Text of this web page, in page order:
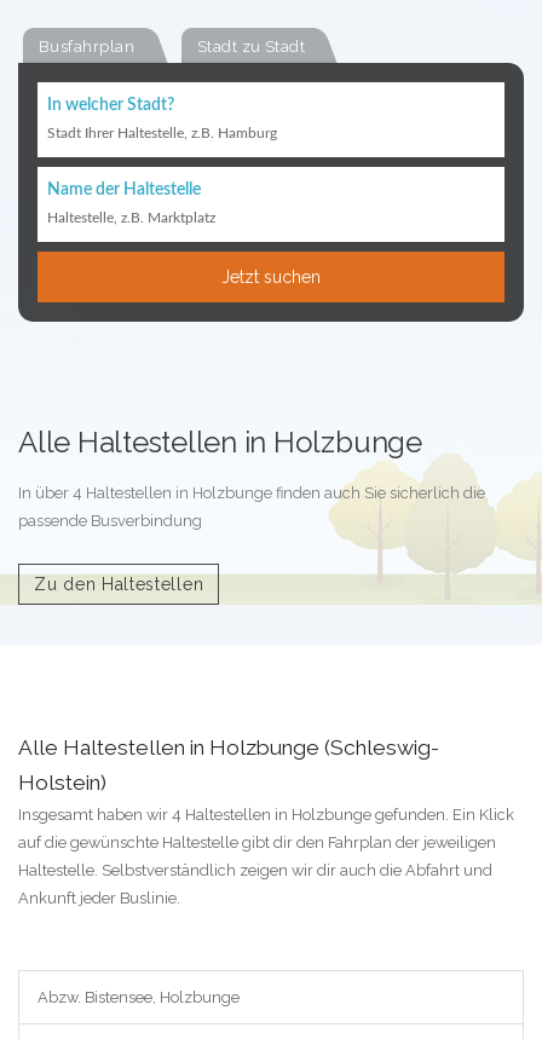
Busfahrplan Stadt zu Stadt
In welcher Stadt?
Stadt Ihrer Haltestelle, z.B. Hamburg
Name der Haltestelle
Haltestelle, z.B. Marktplatz
Jetzt suchen
Alle Haltestellen in Holzbunge
In über 4 Haltestellen in Holzbunge finden auch Sie sicherlich die
passende Busverbindung
Zu den Haltestellen
Alle Haltestellen in Holzbunge (Schleswig-
Holstein)
Insgesamt haben wir 4 Haltestellen in Holzbunge gefunden. Ein Klick
auf die gewünschte Haltestelle gibt dir den Fahrplan der jeweiligen
Haltestelle. Selbstverständlich zeigen wir dir auch die Abfahrt und
Ankunft jeder Buslinie.
Abzw. Bistensee, Holzbunge